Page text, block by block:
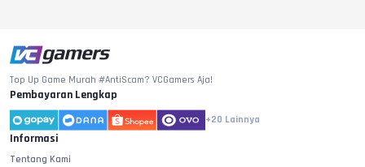
Top Up Game Murah #AntiScam? VCGamers Aja!
Pembayaran Lengkap
+20 Lainnya
Informasi
Tentang Kami